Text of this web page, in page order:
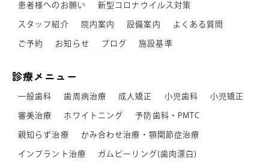
患者様へのお願い 新型コロナウイルス対策
スタッフ紹介 院内案内 設備案内 よくある質問
ご予約 お知らせ ブログ 施設基準
診療メニュー
一般歯科 歯周病治療 成人矯正 小児歯科 小児矯正
審美治療 ホワイトニング 予防歯科・PMTC
親知らず治療 かみ合わせ治療・顎関節症治療
インプラント治療 ガムピーリング(歯肉漂白)